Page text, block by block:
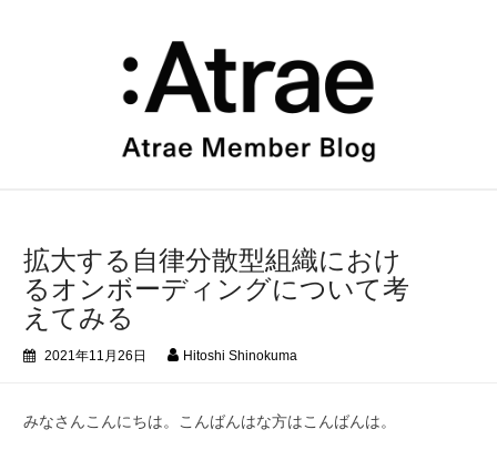
拡大する自律分散型組織におけ
るオンボーディングについて考
えてみる
2021年11月26日 Hitoshi Shinokuma
みなさんこんにちは。こんばんはな方はこんばんは。